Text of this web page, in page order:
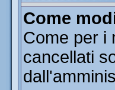
Come
Come per i
cancellati